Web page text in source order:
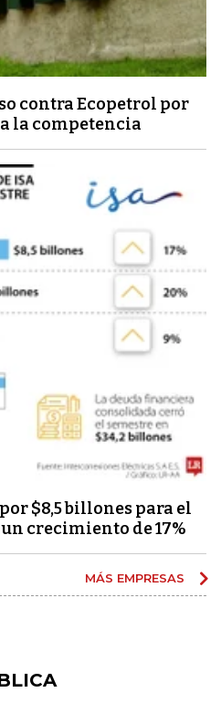
contra Ecopetrol por
la competencia
$8,5 billones para el
crecimiento de 17%
MÁS EMPRESAS